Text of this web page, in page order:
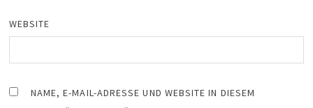
WEBSITE
NAME, E-MAIL-ADRESSE UND WEBSITE IN DIESEM